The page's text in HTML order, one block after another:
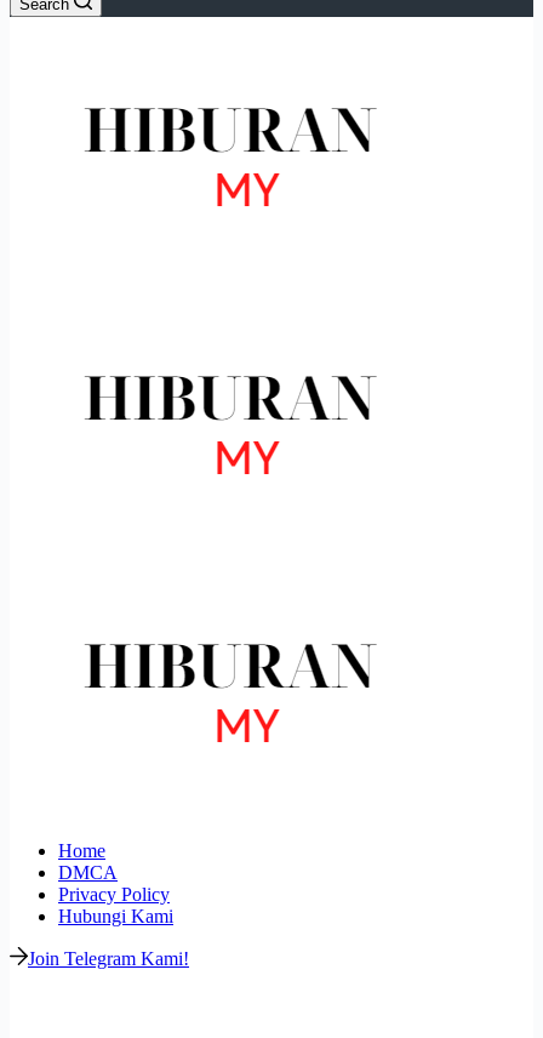
Search
Home
DMCA
Privacy Policy
Hubungi Kami
Join Telegram Kami!